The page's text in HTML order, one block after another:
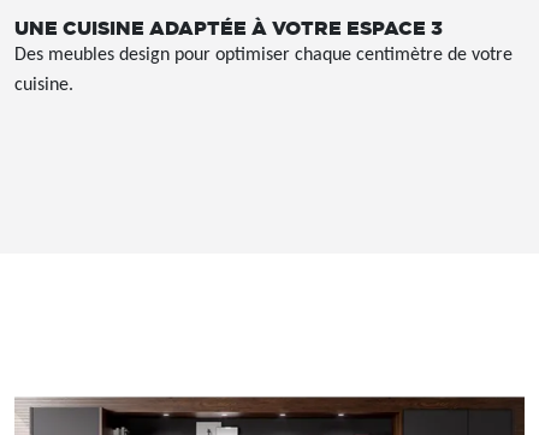
UNE CUISINE ADAPTÉE À VOTRE ESPACE 3
Des meubles design pour optimiser chaque centimètre de votre
cuisine.